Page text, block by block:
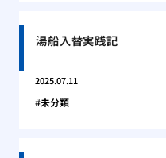
湯船入替実践記
2025.07.11
未分類